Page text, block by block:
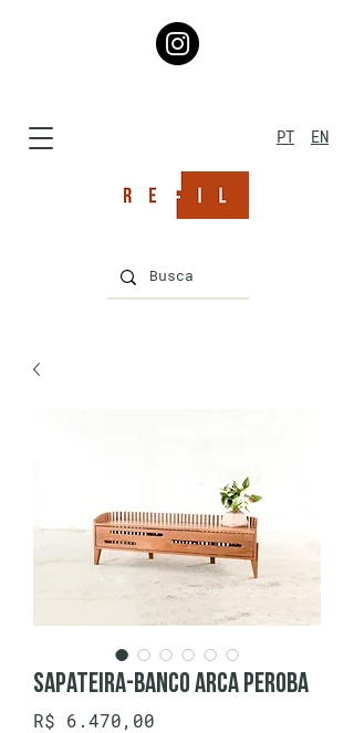
PT EN
Sapateira-Banco Arca Peroba
R$ 6.470,00